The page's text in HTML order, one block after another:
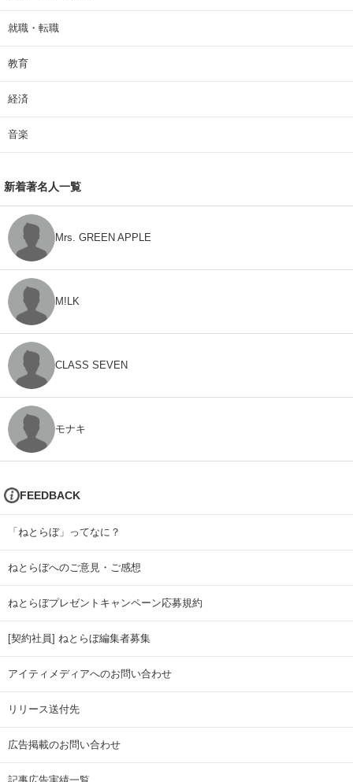
就職・転職
教育
経済
音楽
新着著名人一覧
Mrs. GREEN APPLE
M!LK
CLASS SEVEN
モナキ
FEEDBACK
「ねとらぼ」ってなに？
ねとらぼへのご意見・ご感想
ねとらぼプレゼントキャンペーン応募規約
[契約社員] ねとらぼ編集者募集
アイティメディアへのお問い合わせ
リリース送付先
広告掲載のお問い合わせ